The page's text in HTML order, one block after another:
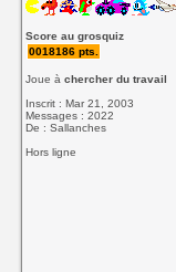
Score au grosquiz
0018186 pts.
Joue àchercher du travail
Inscrit : Mar 21, 2003
Messages : 2022
De : Sallanches
Hors ligne